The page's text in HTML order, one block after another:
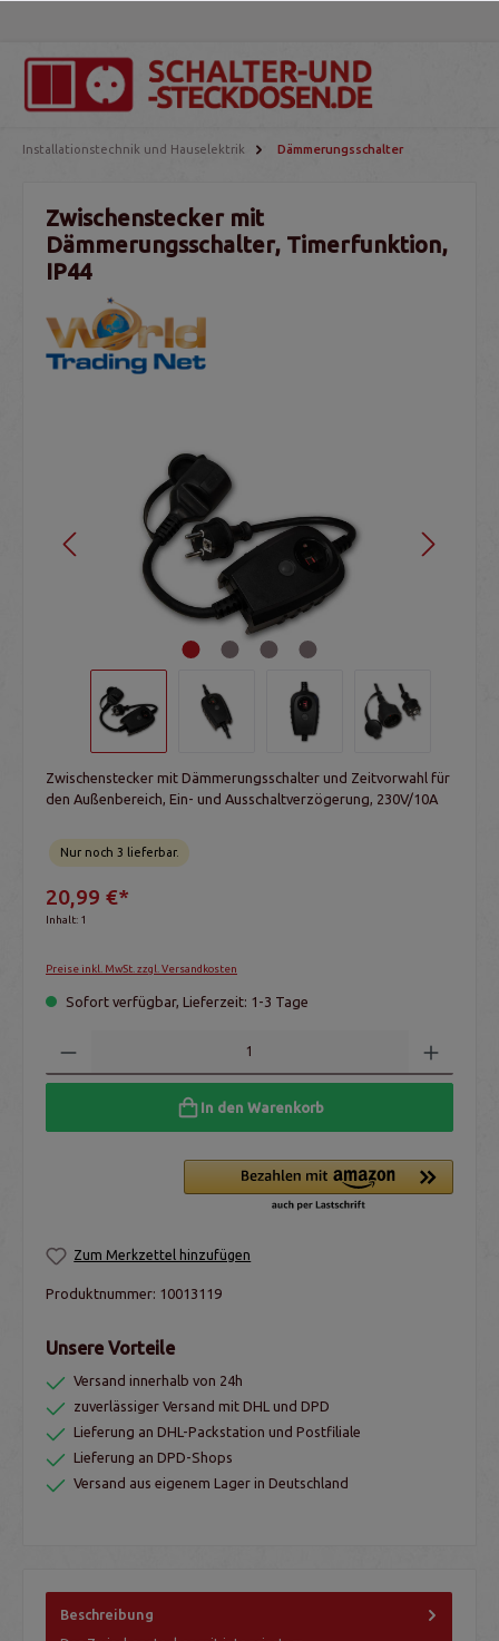
Installationstechnik und Hauselektrik Dämmerungsschalter
Zwischenstecker mit
Dämmerungsschalter, Timerfunktion,
IP44
Zwischenstecker mit Dämmerungsschalter und Zeitvorwahl für
den Außenbereich, Ein- und Ausschaltverzögerung, 230V/10A
Nur noch 3 lieferbar.
20,99 €*
Inhalt: 1
Preise inkl. MwSt. zzgl. Versandkosten
Sofort verfügbar, Lieferzeit: 1-3 Tage
In den Warenkorb
Zum Merkzettel hinzufügen
Produktnummer: 10013119
Unsere Vorteile
Versand innerhalb von 24h
zuverlässiger Versand mit DHL und DPD
Lieferung an DHL-Packstation und Postfiliale
Lieferung an DPD-Shops
Versand aus eigenem Lager in Deutschland
Beschreibung